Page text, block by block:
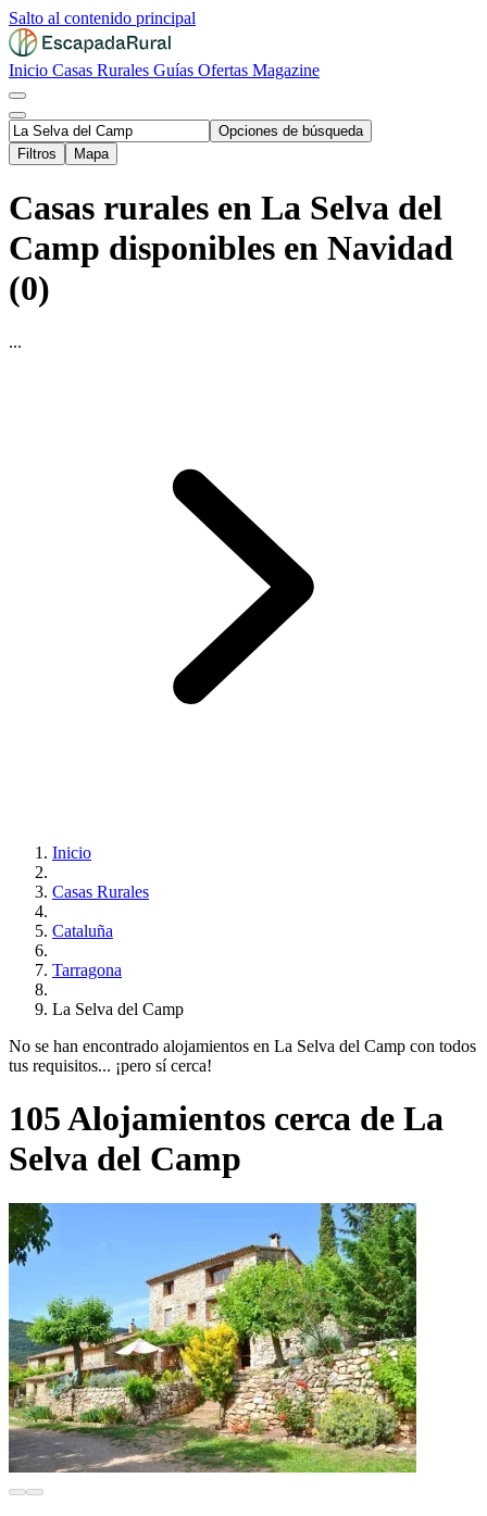
Salto al contenido principal
Inicio Casas Rurales Guías Ofertas Magazine
Opciones de búsqueda
Filtros
Mapa
Casas rurales en La Selva del
Camp disponibles en Navidad
(0)
...
Inicio
Casas Rurales
Cataluña
Tarragona
La Selva del Camp
No se han encontrado alojamientos en La Selva del Camp con todos
tus requisitos... ¡pero sí cerca!
105 Alojamientos cerca de La
Selva del Camp